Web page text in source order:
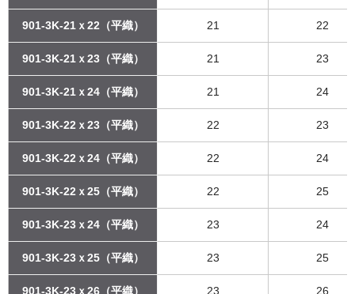
901-3K-21ｘ22（平織） 21 22
901-3K-21ｘ23（平織） 21 23
901-3K-21ｘ24（平織） 21 24
901-3K-22ｘ23（平織） 22 23
901-3K-22ｘ24（平織） 22 24
901-3K-22ｘ25（平織） 22 25
901-3K-23ｘ24（平織） 23 24
901-3K-23ｘ25（平織） 23 25
901-3K-23ｘ26（平織） 23 26